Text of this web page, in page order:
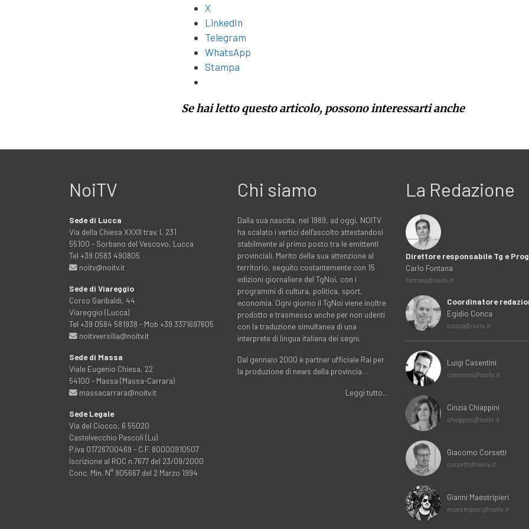
X
LinkedIn
Telegram
WhatsApp
Stampa
Se hai letto questo articolo, possono interessarti anche
NoiTV
Sede di Lucca
Via della Chiesa XXXII trav. I, 231
55100 - Sorbano del Vescovo, Lucca
Tel +39 0583 490805
noitv@noitv.it
Sede di Viareggio
Corso Garibaldi, 44
Viareggio (Lucca)
Tel +39 0584 581938 - Mob +39 3371697605
noitvversilia@noitv.it
Sede di Massa
Viale Eugenio Chiesa, 22
54100 - Massa (Massa-Carrara)
massacarrara@noitv.it
Sede Legale
Via del Ciocco, 6 55020
Castelvecchio Pascoli (Lu)
P.iva 01726700469 - C.F. 80000910507
Iscrizione al ROC n.7677 del 23/09/2000
Conc. Min. N° 905667 del 2 Marzo 1994
Chi siamo
Dalla sua nascita, nel 1989, ad oggi, NOITV
ha scalato i vertici dell'ascolto attestandosi
stabilmente al primo posto tra le emittenti
provinciali. Merito della sua attenzione al
territorio, seguito costantemente con 15
edizioni giornaliere del TgNoi, con i
programmi di cultura, politica, sport,
economia. Ogni giorno il TgNoi viene inoltre
prodotto e trasmesso anche per non udenti
con la traduzione simultanea di una
interprete di lingua italiana dei segni.
Dal gennaio 2000 è partner ufficiale Rai per
la produzione di news della provincia…
Leggi tutto...
La Redazione
Direttore responsabile Tg e
Carlo Fontana
fontana@noitv.it
Coordinatore
Egidio Conca
conca@noitv.it
Luigi Casentini
casentini@noitv.it
Cinzia Chiappini
chiappini@noitv.it
Giacomo Corsetti
corsetti@noitv.it
Gianni Maestripieri
maestripieri@noitv.it